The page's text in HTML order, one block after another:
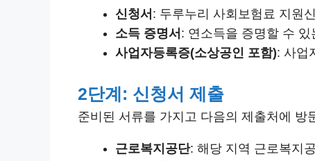
신청서 : 두루누리 사회보험료 지원
소득 증명서 : 연소득을 증명할 수 있
사업자등록증(소상공인 포함): 사업
2단계: 신청서 제출
준비된 서류를 가지고 다음의 제출처에 방
근로복지공단: 해당 지역 근로복지